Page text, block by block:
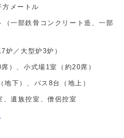
メートル
一部鉄骨コンクリート造、一部
／大型炉3炉）
）、小式場1室（約20席）
下）、バス8台（地上）
遺族控室、僧侶控室